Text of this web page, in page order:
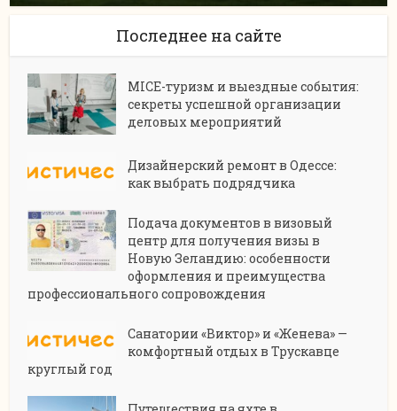
Последнее на сайте
MICE-туризм и выездные события:
секреты успешной организации
деловых мероприятий
Дизайнерский ремонт в Одессе:
как выбрать подрядчика
Подача документов в визовый
центр для получения визы в
Новую Зеландию: особенности
оформления и преимущества
профессионального сопровождения
Санатории «Виктор» и «Женева» —
комфортный отдых в Трускавце
круглый год